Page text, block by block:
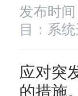
发布时间
目： 系
应对突
的措施